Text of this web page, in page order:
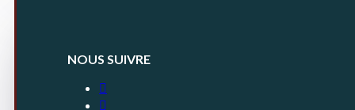
NOUS SUIVRE